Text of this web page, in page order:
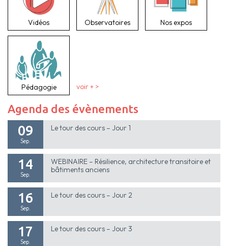
Vidéos Observatoires Nos expos
Pédagogie voir + >
Agenda des évènements
09
Sep.
Le tour des cours – Jour 1
14
Sep.
WEBINAIRE – Résilience, architecture transitoire et
bâtiments anciens
16
Sep.
Le tour des cours – Jour 2
17
Sep.
Le tour des cours – Jour 3